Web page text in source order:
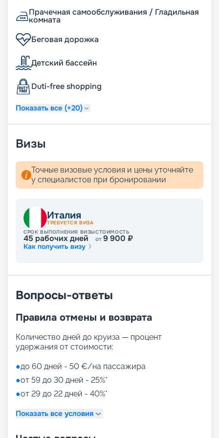
Прачечная самообслуживания / Гладильная
комната
Беговая дорожка
Детский бассейн
Duti-free shopping
Показать все (+20)
Визы
Точные визовые условия и цены уточняйте
у специалистов при бронировании
Италия
ТРЕБУЕТСЯ ВИЗА
СРОК ВЫПОЛНЕНИЯ ВИЗЫ
45 рабочих дней
СТОИМОСТЬ
от9 900 ₽
Как получить визу
Вопросы-ответы
Правила отмены и возврата
Количество дней до круиза — процент
удержания от стоимости:
●до 60 дней - 50 €/на пассажира
●от 59 до 30 дней - 25%*
●от 29 до 22 дней - 40%*
Показать все условия